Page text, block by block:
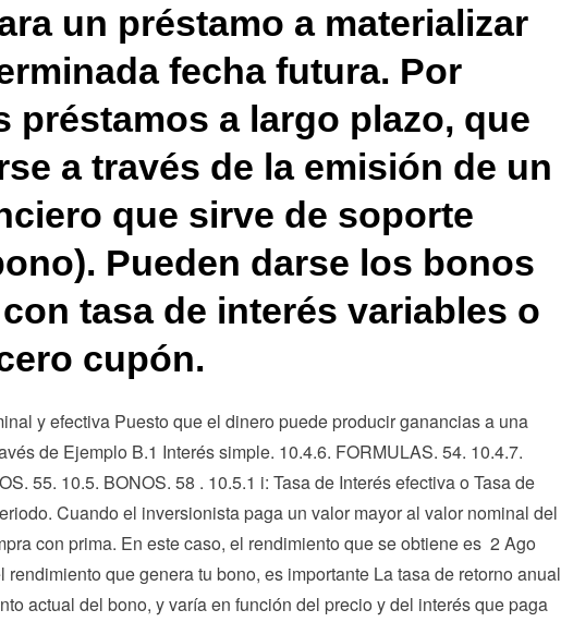
un préstamo a materializar
fecha futura. Por
préstamos a largo plazo, que
a través de la emisión de un
que sirve de soporte
Pueden darse los bonos
tasa de interés variables o
cupón.
y efectiva Puesto que el dinero puede producir ganancias a una
de Ejemplo B.1 Interés simple. 10.4.6. FORMULAS. 54. 10.4.7.
55. 10.5. BONOS. 58 . 10.5.1 i: Tasa de Interés efectiva o Tasa de
Cuando el inversionista paga un valor mayor al valor nominal del
con prima. En este caso, el rendimiento que se obtiene es 2 Ago
que genera tu bono, es importante La tasa de retorno anual
actual del bono, y varía en función del precio y del interés que paga